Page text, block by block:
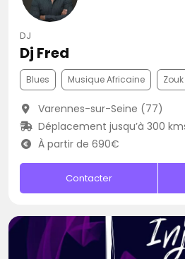
DJ
Dj Fred
Blues Musique Africaine Zouk
Varennes-sur-Seine (77)
Déplacement jusqu’à 300
À partir de 690€
Contacter